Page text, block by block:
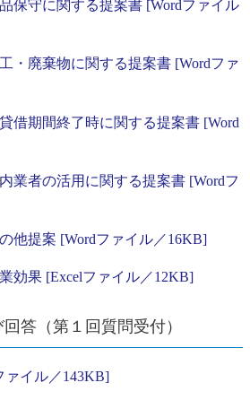
保守に関する提案書 [Wordファイル
・廃棄物に関する提案書 [Wordファ
借期間終了時に関する提案書 [Word
業者の活用に関する提案書 [Wordフ
他提案 [Wordファイル／16KB]
効果 [Excelファイル／12KB]
答（第１回質問受付）
ァイル／143KB]